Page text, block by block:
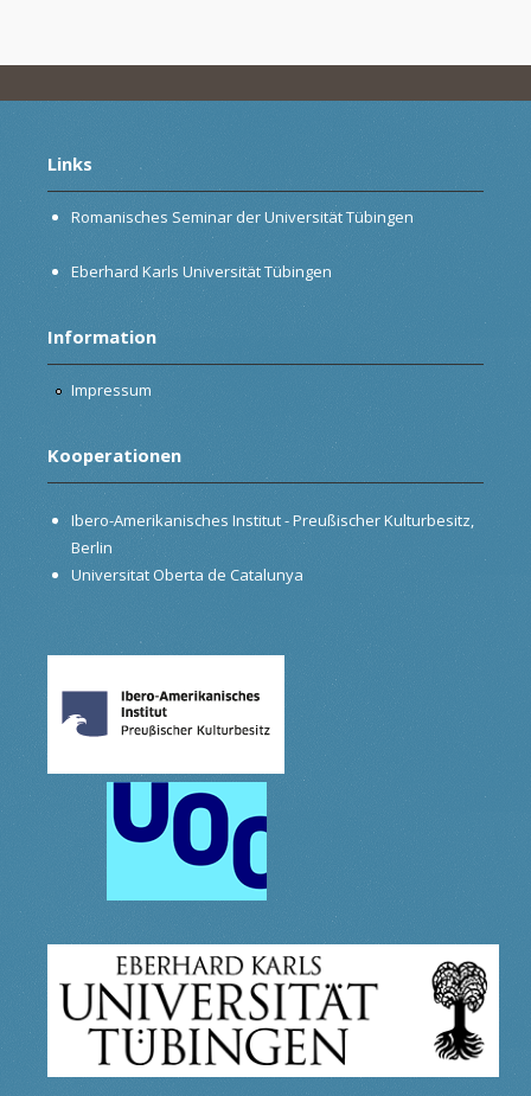
Links
Romanisches Seminar der Universität Tübingen
Eberhard Karls Universität Tübingen
Information
Impressum
Kooperationen
Ibero-Amerikanisches Institut - Preußischer Kulturbesitz,
Berlin
Universitat Oberta de Catalunya